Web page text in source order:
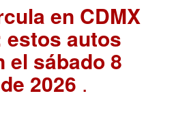
en CDMX
estos autos
el sábado 8
2026 .